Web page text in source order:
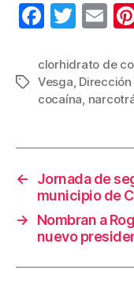
F
c
e
o
o
k
T
tt
er
E
ail
Etiquetas
clorhidrato de
Vesga,
cocaína,
←
Jornada de
municipio de
→
Nombran a
nuevo